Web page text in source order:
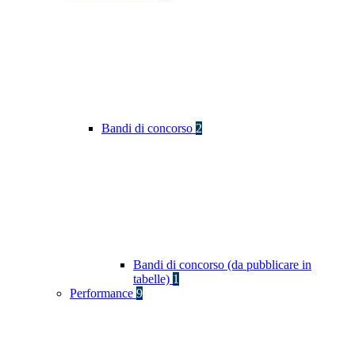
Bandi di concorso 2
Bandi di concorso (da pubblicare in
tabelle) 1
Performance 9